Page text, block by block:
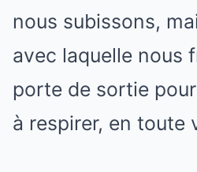
nous subissons,
avec laquelle nous
porte de sortie
à respirer, en toute